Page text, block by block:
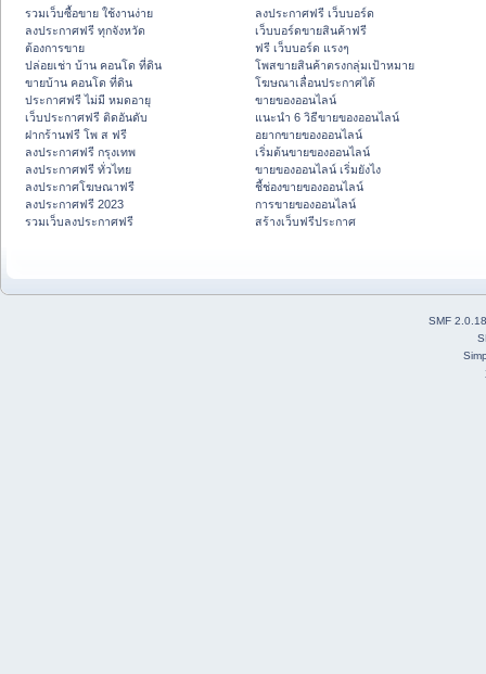
รวมเว็บซื้อขาย ใช้งานง่าย
ลงประกาศฟรี ทุกจังหวัด
ต้องการขาย
ปล่อยเช่า บ้าน คอนโด ที่ดิน
ขายบ้าน คอนโด ที่ดิน
ประกาศฟรี ไม่มี หมดอายุ
เว็บประกาศฟรี ติดอันดับ
ฝากร้านฟรี โพ ส ฟรี
ลงประกาศฟรี กรุงเทพ
ลงประกาศฟรี ทั่วไทย
ลงประกาศโฆษณาฟรี
ลงประกาศฟรี 2023
รวมเว็บลงประกาศฟรี
ลงประกาศฟรี เว็บบอร์ด
เว็บบอร์ดขายสินค้าฟรี
ฟรี เว็บบอร์ด แรงๆ
โพสขายสินค้าตรงกลุ่มเป้าหมาย
โฆษณาเลื่อนประกาศได้
ขายของออนไลน์
แนะนำ 6 วิธีขายของออนไลน์
อยากขายของออนไลน์
เริ่มต้นขายของออนไลน์
ขายของออนไลน์ เริ่มยังไง
ชี้ช่องขายของออนไลน์
การขายของออนไลน์
สร้างเว็บฟรีประกาศ
SMF 2.0.18